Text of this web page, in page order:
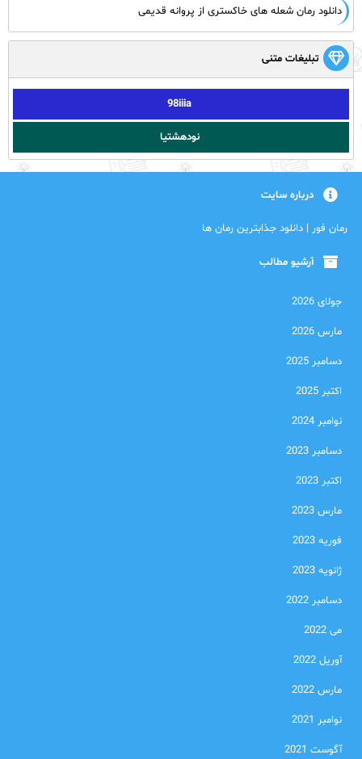
دانلود رمان شعله های خاکستری از پروانه قدیمی
تبلیغات متنی
98iiia
نودهشتیا
درباره سایت
رمان فور | دانلود جذابترین رمان ها
آرشیو مطالب
جولای 2026
مارس 2026
دسامبر 2025
اکتبر 2025
نوامبر 2024
دسامبر 2023
اکتبر 2023
مارس 2023
فوریه 2023
ژانویه 2023
دسامبر 2022
می 2022
آوریل 2022
مارس 2022
نوامبر 2021
آگوست 2021